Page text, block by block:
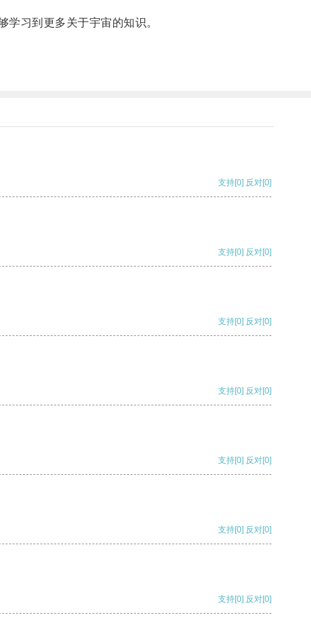
习到更多关于宇宙的知识。
支持[0] 反对[0]
支持[0] 反对[0]
支持[0] 反对[0]
支持[0] 反对[0]
支持[0] 反对[0]
支持[0] 反对[0]
支持[0] 反对[0]